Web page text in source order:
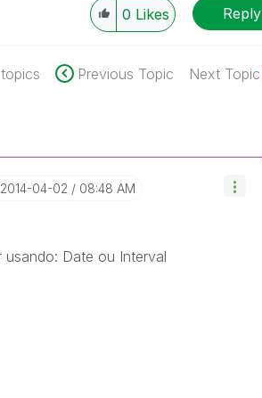
0 Likes Reply
Previous Topic Next Topic
‎2014-04-02 08:48 AM
Date ou Interval